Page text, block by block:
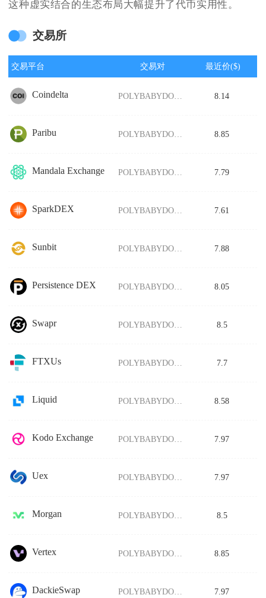
这种虚实结合的生态布局大幅提升了代币实用性。
交易所
交易平台 交易对 最近价($)
Coindelta POLYBABYDOGE/USDT 8.14
Paribu POLYBABYDOGE/USDT 8.85
Mandala Exchange POLYBABYDOGE/USDT 7.79
SparkDEX POLYBABYDOGE/USDT 7.61
Sunbit POLYBABYDOGE/USDT 7.88
Persistence DEX POLYBABYDOGE/USDT 8.05
Swapr POLYBABYDOGE/USDT 8.5
FTXUs POLYBABYDOGE/USDT 7.7
Liquid POLYBABYDOGE/USDT 8.58
Kodo Exchange POLYBABYDOGE/USDT 7.97
Uex POLYBABYDOGE/USDT 7.97
Morgan POLYBABYDOGE/USDT 8.5
Vertex POLYBABYDOGE/USDT 8.85
DackieSwap POLYBABYDOGE/USDT 7.97